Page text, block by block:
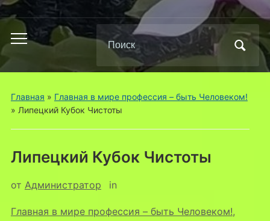
Переключить
меню
Поиск
по:
Главная » Главная в мире профессия – быть Человеком!
» Липецкий Кубок Чистоты
Липецкий Кубок Чистоты
от Администратор in
Главная в мире профессия – быть Человеком!,